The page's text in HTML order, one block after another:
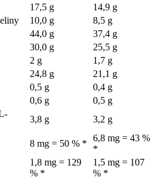
17,5 g
14,9 g
10,0 g
8,5 g
44,0 g
37,4 g
30,0 g
25,5 g
2 g
1,7 g
24,8 g
21,1 g
0,5 g
0,4 g
0,6 g
0,5 g
3,8 g 3,2 g
8 mg = 50 % *
6,8 mg = 43 %
*
1,8 mg = 129
% *
1,5 mg = 107
% *